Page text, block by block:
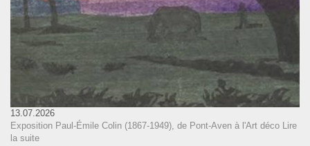
13.07.2026
Exposition Paul-Émile Colin (1867-1949), de Pont-Aven à l'Art déco
Lire
la suite